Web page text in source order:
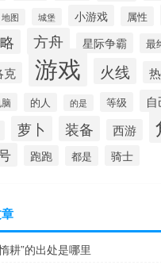
地图 城堡 小游戏 属性
方舟 星际争霸 最
克 游戏 火线
的人 的是 等级
萝卜 装备 西游
跑跑 都是 骑士
耕”的出处是哪里